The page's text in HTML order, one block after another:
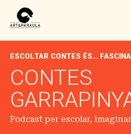
contingut
ESCOLTAR CONTES ÉS…
CONTES
Podcast per escolar,